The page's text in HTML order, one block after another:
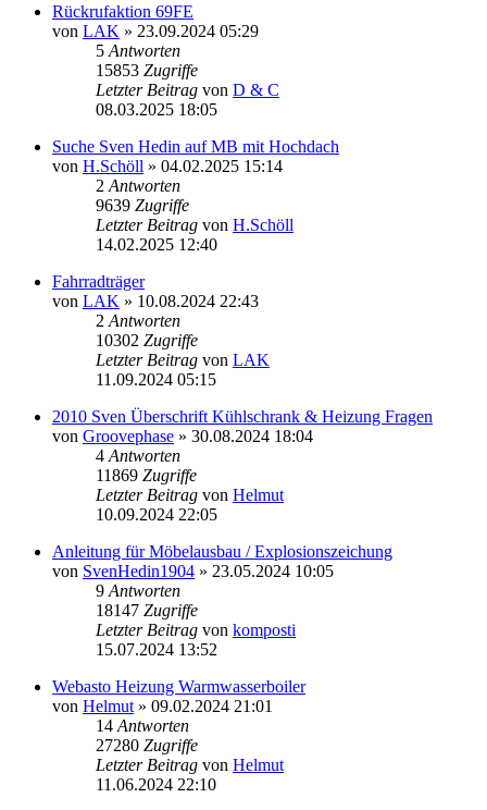
Rückrufaktion 69FE
von LAK » 23.09.2024 05:29
5 Antworten
15853 Zugriffe
Letzter Beitrag von D & C
08.03.2025 18:05
Suche Sven Hedin auf MB mit Hochdach
von H.Schöll » 04.02.2025 15:14
2 Antworten
9639 Zugriffe
Letzter Beitrag von H.Schöll
14.02.2025 12:40
Fahrradträger
von LAK » 10.08.2024 22:43
2 Antworten
10302 Zugriffe
Letzter Beitrag von LAK
11.09.2024 05:15
2010 Sven Überschrift Kühlschrank & Heizung Fragen
von Groovephase » 30.08.2024 18:04
4 Antworten
11869 Zugriffe
Letzter Beitrag von Helmut
10.09.2024 22:05
Anleitung für Möbelausbau / Explosionszeichung
von SvenHedin1904 » 23.05.2024 10:05
9 Antworten
18147 Zugriffe
Letzter Beitrag von komposti
15.07.2024 13:52
Webasto Heizung Warmwasserboiler
von Helmut » 09.02.2024 21:01
14 Antworten
27280 Zugriffe
Letzter Beitrag von Helmut
11.06.2024 22:10